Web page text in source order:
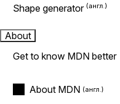
Shape generator
About
Get to know MDN better
About MDN